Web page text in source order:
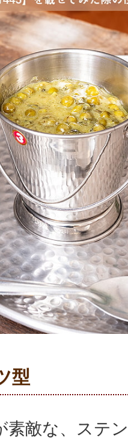
型
素敵な、ステ